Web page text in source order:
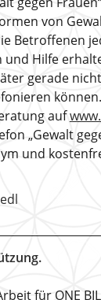
von
Betroffenen
Hilfe
gerade
auf
„Gewalt
und
für ONE